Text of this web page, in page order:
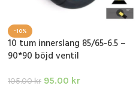
-10%
10 tum innerslang 85/65-6.5 –
90*90 böjd ventil
105.00kr 95.00 kr